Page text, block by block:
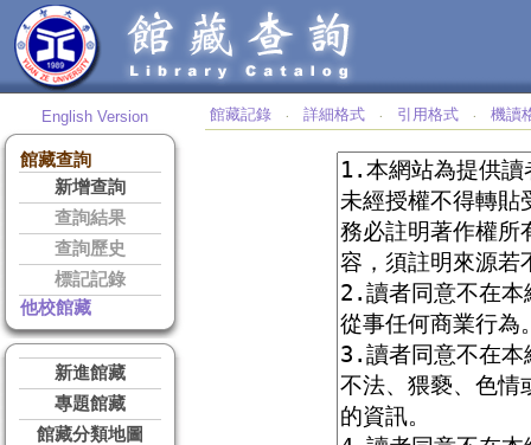
English Version
館藏查詢
新增查詢
查詢結果
查詢歷史
標記記錄
他校館藏
新進館藏
專題館藏
館藏分類地圖
館藏記錄 ‧ 詳細格式 ‧ 引用格式 ‧ 機讀